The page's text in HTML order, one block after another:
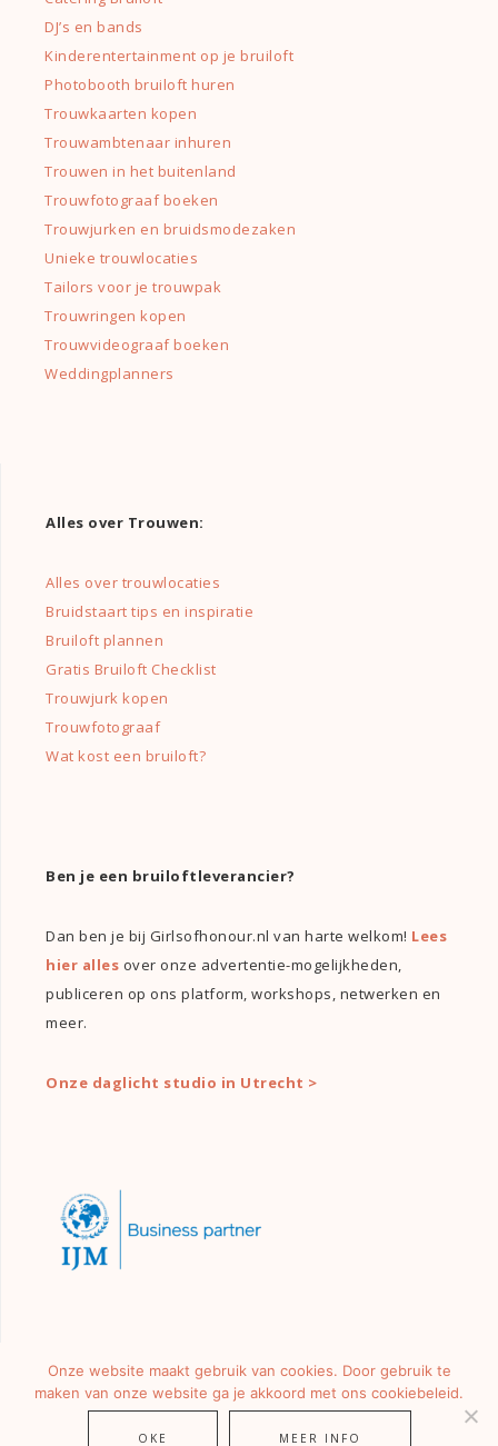
DJ’s en bands
Kinderentertainment op je bruiloft
Photobooth bruiloft huren
Trouwkaarten kopen
Trouwambtenaar inhuren
Trouwen in het buitenland
Trouwfotograaf boeken
Trouwjurken en bruidsmodezaken
Unieke trouwlocaties
Tailors voor je trouwpak
Trouwringen kopen
Trouwvideograaf boeken
Weddingplanners
Alles over Trouwen:
Alles over trouwlocaties
Bruidstaart tips en inspiratie
Bruiloft plannen
Gratis Bruiloft Checklist
Trouwjurk kopen
Trouwfotograaf
Wat kost een bruiloft?
Ben je een bruiloftleverancier?
Dan ben je bij Girlsofhonour.nl van harte welkom! Lees
hier alles over onze advertentie-mogelijkheden,
publiceren op ons platform, workshops, netwerken en
meer.
Onze daglicht studio in Utrecht >
Onze website maakt gebruik van cookies. Door gebruik te
maken van onze website ga je akkoord met ons cookiebeleid.
OKE MEER INFO